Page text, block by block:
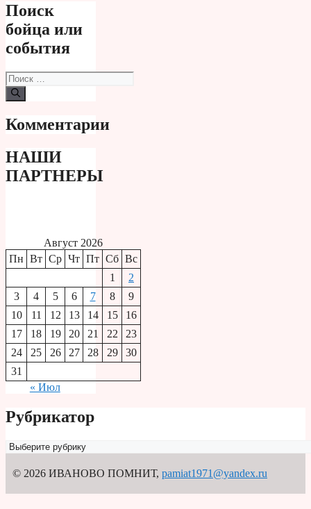
Поиск
бойца или
события
Поиск:
Комментарии
НАШИ
ПАРТНЕРЫ
Август 2026
Пн Вт Ср Чт Пт Сб Вс
1
2
3
4 5 6 7 8
9
10
11 12 13 14 15
16
17
18 19 20 21 22
23
24
25 26 27 28 29
30
31
« Июл
Рубрикатор
Рубрикатор
© 2026 ИВАНОВО ПОМНИТ, pamiat1971@yandex.ru